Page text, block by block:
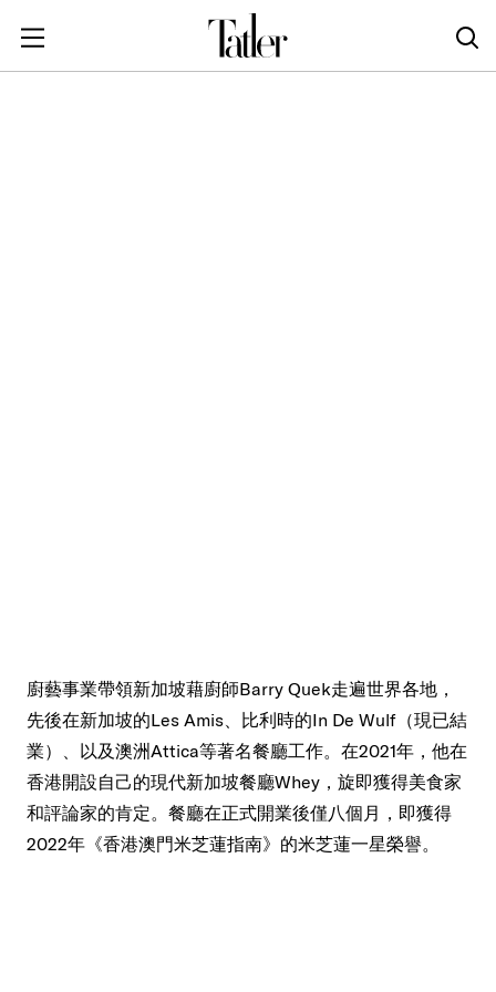
廚藝事業帶領新加坡藉廚師Barry Quek走遍世界各地，
先後在新加坡的Les Amis、比利時的In De Wulf（現已結
業）、以及澳洲Attica等著名餐廳工作。在2021年，他在
香港開設自己的現代新加坡餐廳Whey，旋即獲得美食家
和評論家的肯定。餐廳在正式開業後僅八個月，即獲得
2022年《香港澳門米芝蓮指南》的米芝蓮一星榮譽。